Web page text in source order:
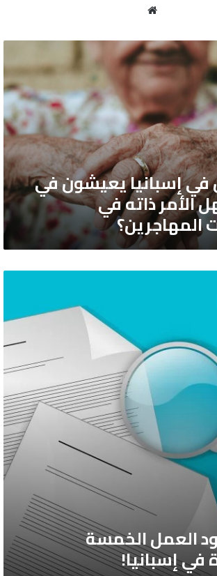
في إسبانيا يعيشون في
الأمر ذاته في
العمل الخمسة
في إسبانيا!